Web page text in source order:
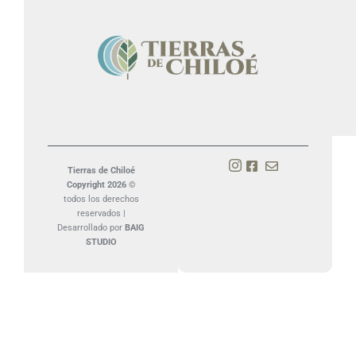
Tierras de Chiloé
Copyright 2026 ©
todos los derechos
reservados |
Desarrollado por BAIG
STUDIO